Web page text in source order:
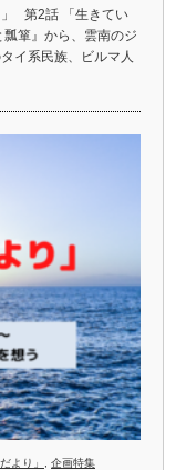
」 第2話 「生きてい
箪』から、雲南のジ
イ系民族、ビルマ人
より」 企画特集